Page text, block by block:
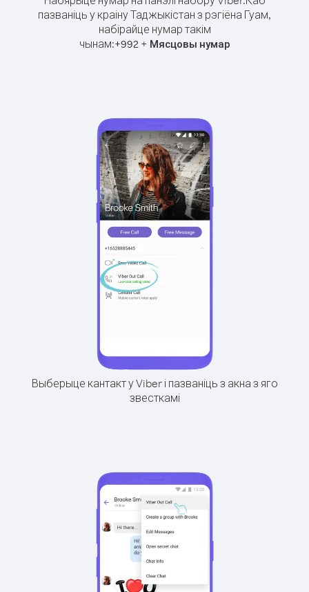
пазваніць у краіну Таджыкістан з рэгіёна Гуам,
набірайце нумар такім
чынам:+992+ Мясцовы нумар
Выберыце кантакт у Viber і пазваніць з акна з яго
звесткамі